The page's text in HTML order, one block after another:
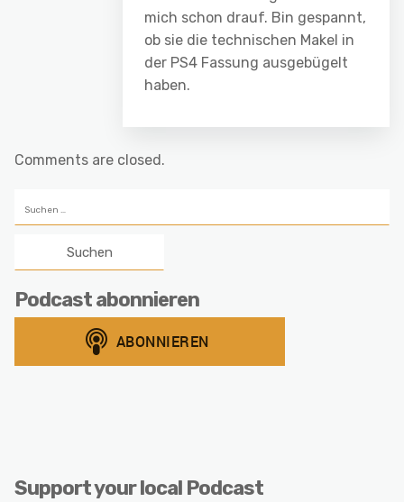
mich schon drauf. Bin gespannt,
ob sie die technischen Makel in
der PS4 Fassung ausgebügelt
haben.
Comments are closed.
nach:
Podcast abonnieren
Support your local Podcast